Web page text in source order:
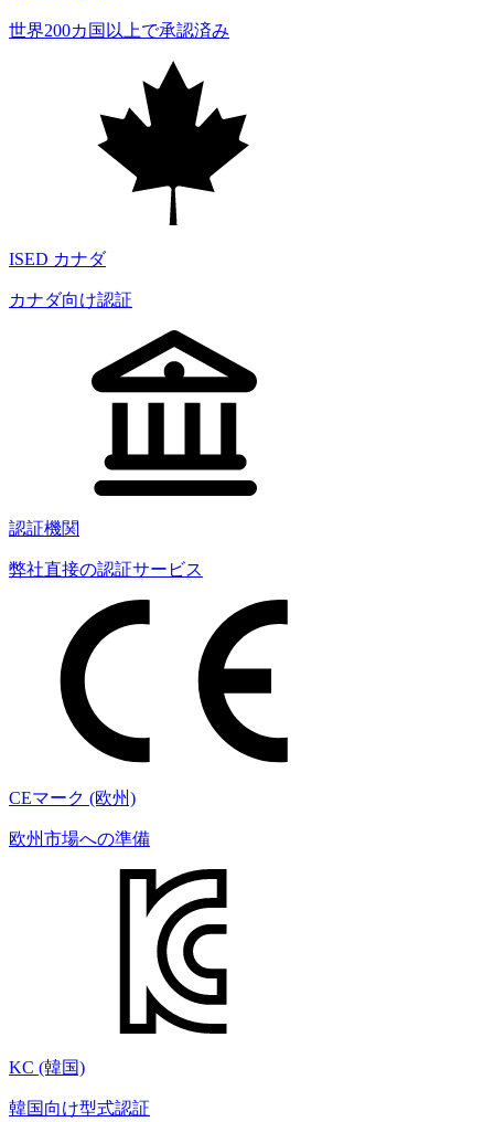
世界200カ国以上で承認済み
ISED カナダ
カナダ向け認証
認証機関
弊社直接の認証サービス
CEマーク (欧州)
欧州市場への準備
KC (韓国)
韓国向け型式認証